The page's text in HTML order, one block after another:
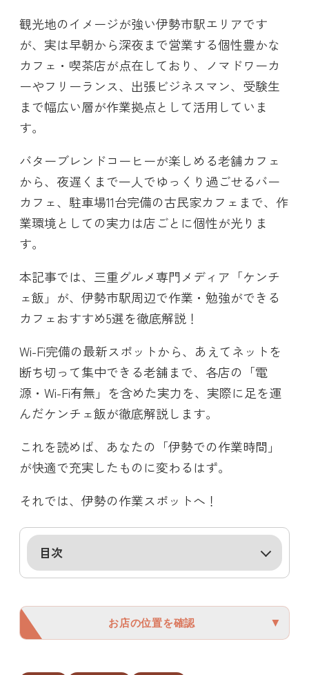
観光地のイメージが強い伊勢市駅エリアです
が、実は早朝から深夜まで営業する個性豊かな
カフェ・喫茶店が点在しており、ノマドワーカ
ーやフリーランス、出張ビジネスマン、受験生
まで幅広い層が作業拠点として活用していま
す。
バターブレンドコーヒーが楽しめる老舗カフェ
から、夜遅くまで一人でゆっくり過ごせるバー
カフェ、駐車場11台完備の古民家カフェまで、作
業環境としての実力は店ごとに個性が光りま
す。
本記事では、三重グルメ専門メディア「ケンチ
ェ飯」が、伊勢市駅周辺で作業・勉強ができる
カフェおすすめ5選を徹底解説！
Wi-Fi完備の最新スポットから、あえてネットを
断ち切って集中できる老舗まで、各店の「電
源・Wi-Fi有無」を含めた実力を、実際に足を運
んだケンチェ飯が徹底解説します。
これを読めば、あなたの「伊勢での作業時間」
が快適で充実したものに変わるはず。
それでは、伊勢の作業スポットへ！
目次
お店の位置を確認 ▼